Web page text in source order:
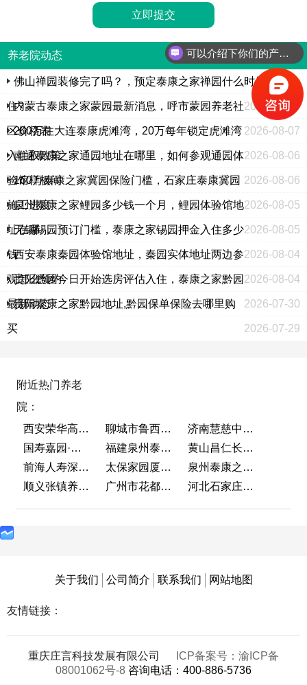
养老院动态
佛山禅园装修完了吗？，预定泰康之家禅园什么时候选房入
住? 2026-08-07
内蒙古泰康之家蒙园最新消息，呼市蒙园养老社
区价格表 2026-08-07
200万住大连泰康虎滩湾，20万每年锁定虎滩湾
入住权政策 2026-08-06
南通泰康之家通园地址在哪里，如何参观通园体
验馆样板间 2026-08-06
160万泰康之家冀园保险门槛，石家庄泰康冀园
施工进度 2026-08-05
泉州泰康之家鲤园多少钱一个月，鲤园体验馆地
址在哪 2026-08-05
无锡锡园预订门槛，泰康之家锡园押金入住多少
钱 2026-08-04
西安泰康秦园体验馆地址，秦园实体地址两边参
观怎么预约 2026-08-04
贵阳黔园今日开始选房评估入住，泰康之家黔园
最新动态 2026-07-30
贵阳泰康之家黔园地址,黔园保单保险去哪里购
买 2026-07-29
附近热门养老
院：
西安荣华高新悦家养老服务有限公司
聊城市鲁西老年护养院
济南慧慈中医康养中心
国寿嘉园·成都乐境
福建泉州泰康之家鲤园
黄山昌仁长者颐养中心
前海人寿深圳幸福之家
太保家园厦门国际颐养社区
泉州泰康之家鲤园
顺义张镇养老照料中心
广州市花都区花山镇敬老院 河北石家庄泰康之家冀园
关于我们 公司简介 联系我们 网站地图
友情链接：
重庆庄言科技发展有限公司
ICP备案号：渝ICP备
08001062号-8 咨询电话：400-886-5736
可以介绍下你们的产品么？